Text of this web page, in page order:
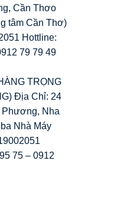
Cần Thơo
tâm Cần Thơ)
Hottline:
79 79 49
TRỌNG
Địa Chỉ: 24
Phương, Nha
Nhà Máy
75 – 0912